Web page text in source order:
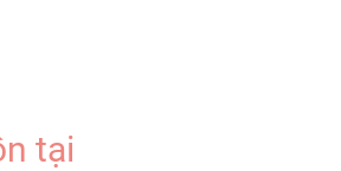
tại